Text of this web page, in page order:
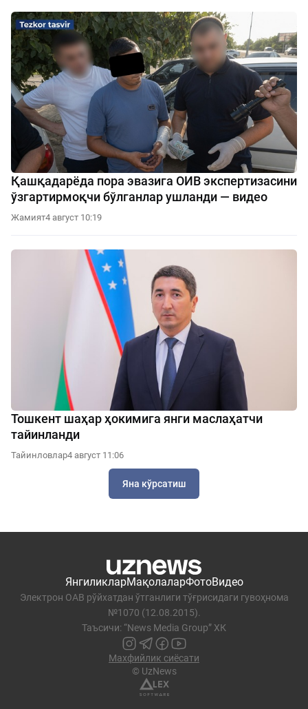
Қашқадарёда пора эвазига ОИВ экспертизасини
ўзгартирмоқчи бўлганлар ушланди — видео
Жамият4 август 10:19
Тошкент шаҳар ҳокимига янги маслаҳатчи
тайинланди
Тайинловлар4 август 11:06
Яна кўрсатиш
ЯнгиликларМақолаларФотоВидео
Электрон ОАВ рўйхатдан ўтганлиги тўғрисидаги гувоҳнома
№1070 (12.08.2015).
Таъсичи: “News Media Group” ХК
Махфийлик сиёсати
© UzNews